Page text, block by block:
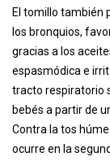
El tomillo también
los bronquios,
gracias a los
espasmódica e
tracto respiratorio
bebés a partir de
Contra la tos
ocurre en la